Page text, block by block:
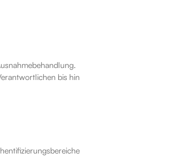
bis hin